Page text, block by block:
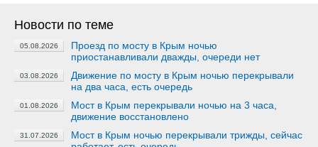
Новости по теме
05.08.2026
Проезд по мосту в Крым ночью
приостанавливали дважды, очереди нет
03.08.2026
Движение по мосту в Крым ночью перекрывали
на два часа, есть очередь
01.08.2026
Мост в Крым перекрывали ночью на 3 часа,
движение восстановлено
31.07.2026
Мост в Крым ночью перекрывали трижды, сейчас